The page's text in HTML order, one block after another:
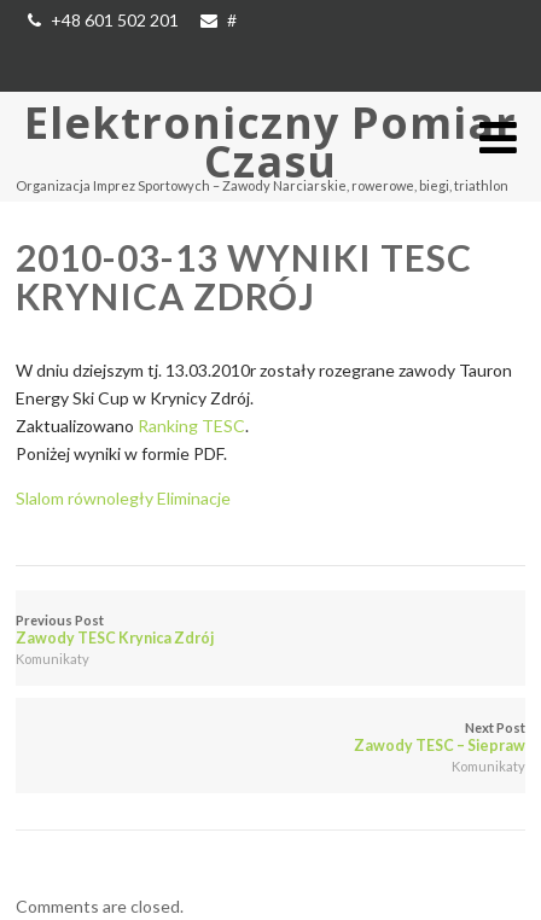
+48 601 502 201 #
Elektroniczny Pomiar
Czasu
Organizacja Imprez Sportowych – Zawody Narciarskie, rowerowe, biegi, triathlon
2010-03-13 WYNIKI TESC
KRYNICA ZDRÓJ
W dniu dziejszym tj. 13.03.2010r zostały rozegrane zawody Tauron
Energy Ski Cup w Krynicy Zdrój.
Zaktualizowano Ranking TESC.
Poniżej wyniki w formie PDF.
Slalom równoległy Eliminacje
Previous Post
Zawody TESC Krynica Zdrój
Komunikaty
Next Post
Zawody TESC – Siepraw
Komunikaty
Comments are closed.